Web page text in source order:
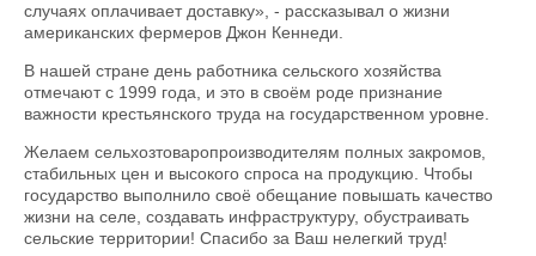
случаях оплачивает доставку», - рассказывал о жизни
американских фермеров Джон Кеннеди.
В нашей стране день работника сельского хозяйства
отмечают с 1999 года, и это в своём роде признание
важности крестьянского труда на государственном уровне.
Желаем сельхозтоваропроизводителям полных закромов,
стабильных цен и высокого спроса на продукцию. Чтобы
государство выполнило своё обещание повышать качество
жизни на селе, создавать инфраструктуру, обустраивать
сельские территории! Спасибо за Ваш нелегкий труд!